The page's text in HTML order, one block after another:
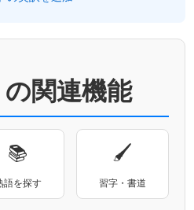
の関連機能
📚
語を探す
🖌
習字・書道